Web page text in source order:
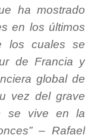
ha mostrado
en los últimos
los cuales se
de Francia y
global de
vez del grave
se vive en la
” – Rafael